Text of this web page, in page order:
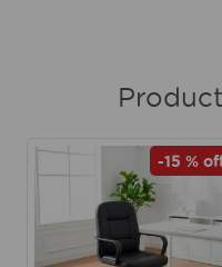
-15 %